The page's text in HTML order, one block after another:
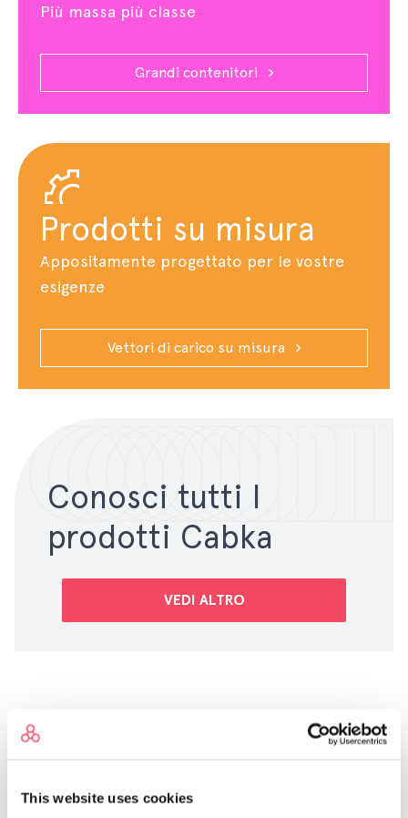
This website uses cookies
Più massa più classe
Grandi contenitori
Prodotti su misura
Appositamente progettato per le vostre
esigenze
Vettori di carico su misura
Conosci tutti I
prodotti Cabka
VEDI ALTRO
I nostri clienti
Industrie che